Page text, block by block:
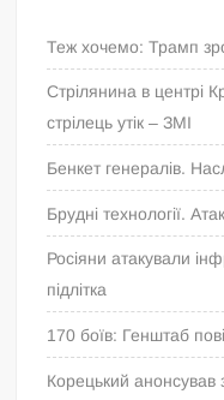
Теж хочемо: Трамп
Стрілянина в центрі
стрілець утік – ЗМІ
Бенкет генералів.
Брудні технології.
Росіяни атакували
підлітка
170 боїв: Генштаб
Корецький анонсував